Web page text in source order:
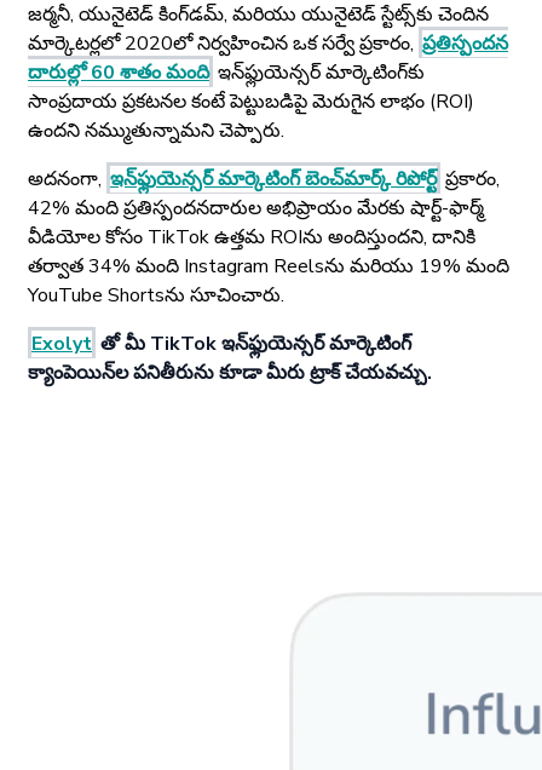
జర్మనీ, యునైటెడ్ కింగ్‌డమ్, మరియు యునైటెడ్ స్టేట్స్‌కు చెందిన
మార్కెటర్లలో 2020లో నిర్వహించిన ఒక సర్వే ప్రకారం, ప్రతిస్పందన
దారుల్లో 60 శాతం మంది ఇన్‌ఫ్లుయెన్సర్ మార్కెటింగ్‌కు
సాంప్రదాయ ప్రకటనల కంటే పెట్టుబడిపై మెరుగైన లాభం (ROI)
ఉందని నమ్ముతున్నామని చెప్పారు.
అదనంగా, ఇన్‌ఫ్లుయెన్సర్ మార్కెటింగ్ బెంచ్‌మార్క్ రిపోర్ట్ ప్రకారం,
42% మంది ప్రతిస్పందనదారుల అభిప్రాయం మేరకు షార్ట్-ఫార్మ్
వీడియోల కోసం TikTok ఉత్తమ ROI‌ను అందిస్తుందని, దానికి
తర్వాత 34% మంది Instagram Reels‌ను మరియు 19% మంది
YouTube Shorts‌ను సూచించారు.
Exolyt తో మీ TikTok ఇన్‌ఫ్లుయెన్సర్ మార్కెటింగ్
క్యాంపెయిన్‌ల పనితీరును కూడా మీరు ట్రాక్ చేయవచ్చు.